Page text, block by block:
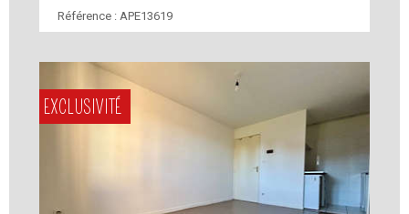
Référence : APE13619
EXCLUSIVITÉ